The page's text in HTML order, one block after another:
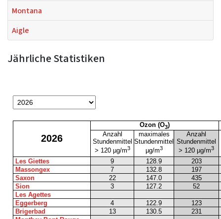
Montana
Aigle
Jährliche Statistiken